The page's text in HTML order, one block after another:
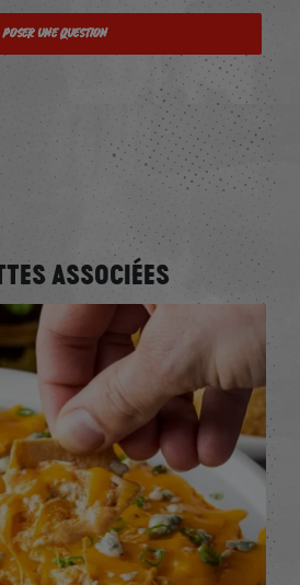
Poser une question
ASSOCIÉES